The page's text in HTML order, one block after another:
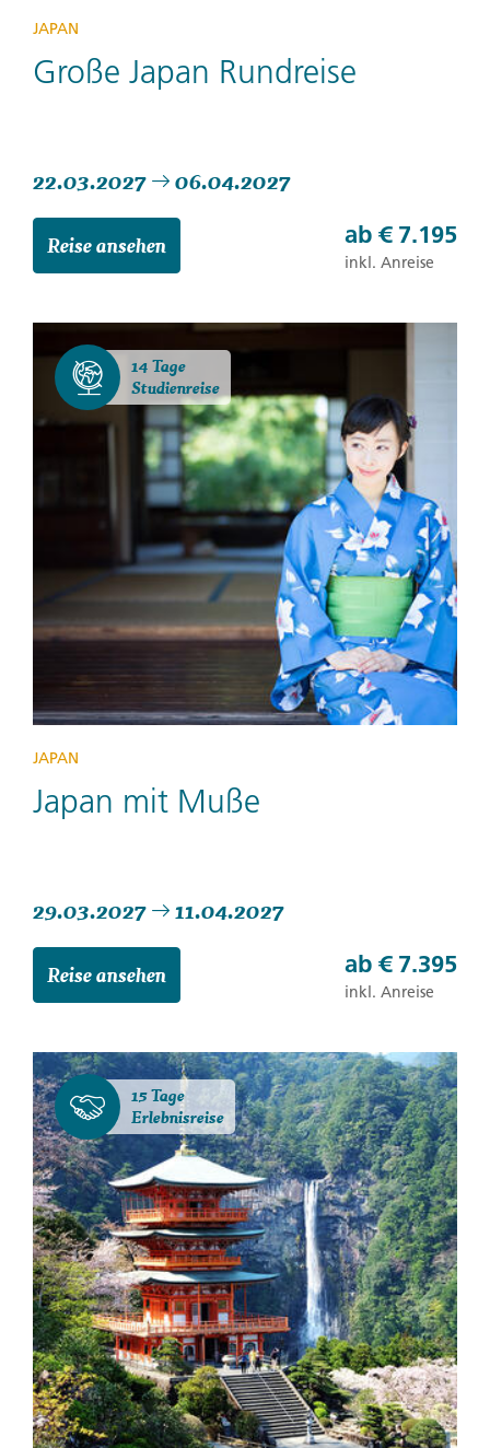
JAPAN
Große Japan Rundreise
22.03.2027 06.04.2027
Reise ansehen ab € 7.195
inkl. Anreise
14 Tage
Studienreise
JAPAN
Japan mit Muße
29.03.2027 11.04.2027
Reise ansehen ab € 7.395
inkl. Anreise
15 Tage
Erlebnisreise